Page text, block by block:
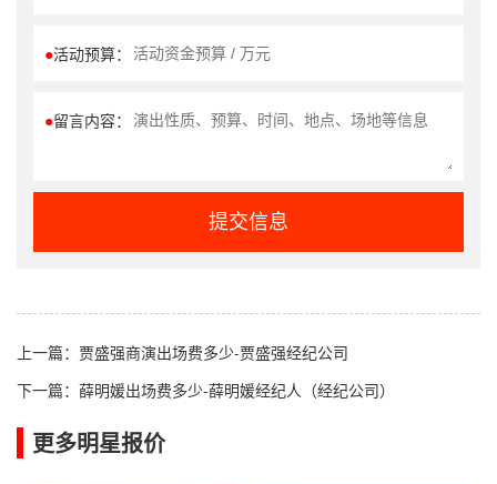
●活动预算：
●留言内容：
提交信息
上一篇： 贾盛强商演出场费多少-贾盛强经纪公司
下一篇： 薛明媛出场费多少-薛明媛经纪人（经纪公司）
更多明星报价